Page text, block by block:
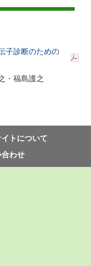
子診断のための
・福島護之
イトについて
わせ